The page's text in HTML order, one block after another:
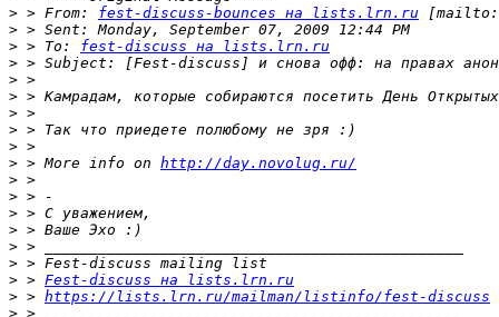
> > From: fest-discuss-bounces на lists.lrn.ru [mailto:
>
> > To: fest-discuss на lists.lrn.ru
>
>
>
>
>
>
> > More info on http://day.novolug.ru/
>
>
>
>
>
>
> > Fest-discuss на lists.lrn.ru
> > https://lists.lrn.ru/mailman/listinfo/fest-discuss
>